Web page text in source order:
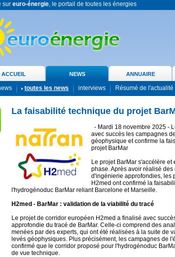
sur euro-énergie, le portail de toutes les énergies
ACCUEIL NEWS ANNUAIRE
toutes les news interviews Résumé de l'actualité
La faisabilité technique du projet
- Mardi 18 novembre 2025 -
avec succès les campagnes
géophysique et confirme la
projet BarMar
Le projet BarMar s'accélère
phase. Après avoir réalisé
d'ingénierie approfondies, les
H2med ont confirmé la
l'hydrogénoduc BarMar reliant Barcelone et Marseille.
H2med - BarMar : validation de la viabilité du tracé
Le projet de corridor européen H2med a finalisé avec
approfondie du tracé de BarMar. Celle-ci comprend des
menées par des experts, qui ont été réalisées à la suite de
levés géophysiques. Plus précisément, les campagnes de
confirmé que le corridor proposé pour l'hydrogénoduc
de vue technique.